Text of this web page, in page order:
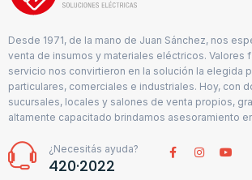
Desde 1971, de la mano de Juan Sánchez, nos
venta de insumos y materiales eléctricos. Valores
servicio nos convirtieron en la solución la elegida
particulares, comerciales e industriales. Hoy, con
sucursales, locales y salones de venta propios,
altamente capacitado brindamos asesoramiento
¿Necesitás ayuda?
420·2022